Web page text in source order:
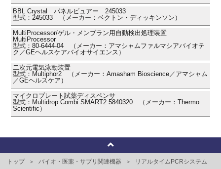
BBL Crystal パネルビュアー 245033
型式：245033 （メーカー：ベクトン・ディッキンソン）
MultiProcessor/ゲル・メンブラン用自動検出処理装置
MultiProcessor
型式：80-6444-04 （メーカー：アマシャムファルマシアバイオテ
ク／GEヘルスケアバイオサイエンス）
二次元電気泳動装置
型式：Multiphor2 （メーカー：Amasham Bioscience／アマシャム
／GEヘルスケア）
マイクロプレート試薬ディスペンサ
型式：Multidrop Combi SMART2 5840320 （メーカー：Thermo
Scientific）
トップ バイオ・医薬・サプリ関連機器 リアルタイムPCRシステム